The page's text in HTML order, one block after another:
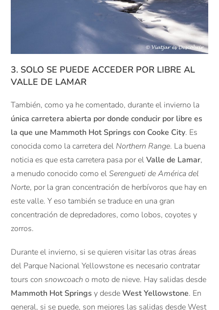
3. SOLO SE PUEDE ACCEDER POR LIBRE AL
VALLE DE LAMAR
También, como ya he comentado, durante el invierno la
única carretera abierta por donde conducir por libre es
la que une Mammoth Hot Springs con Cooke City. Es
conocida como la carretera del Northern Range. La buena
noticia es que esta carretera pasa por elValle de Lamar,
a menudo conocido como elSerengueti de América del
Norte, por la gran concentración de herbívoros que hay en
este valle. Y eso también se traduce en una gran
concentración de depredadores, como lobos, coyotes y
zorros.
Durante el invierno, si se quieren visitar las otras áreas
del Parque Nacional Yellowstone es necesario contratar
tours con snowcoach o moto de nieve. Hay salidas desde
Mammoth Hot Springs y desdeWest Yellowstone. En
general, si se puede, son mejores las salidas desde West